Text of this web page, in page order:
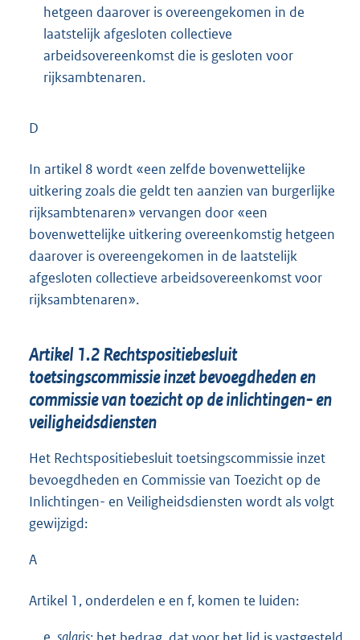
hetgeen daarover is overeengekomen in de
laatstelijk afgesloten collectieve
arbeidsovereenkomst die is gesloten voor
rijksambtenaren.
D
In artikel 8 wordt «een zelfde bovenwettelijke
uitkering zoals die geldt ten aanzien van burgerlijke
rijksambtenaren» vervangen door «een
bovenwettelijke uitkering overeenkomstig hetgeen
daarover is overeengekomen in de laatstelijk
afgesloten collectieve arbeidsovereenkomst voor
rijksambtenaren».
Artikel 1.2 Rechtspositiebesluit
toetsingscommissie inzet bevoegdheden en
commissie van toezicht op de inlichtingen- en
veiligheidsdiensten
Het Rechtspositiebesluit toetsingscommissie inzet
bevoegdheden en Commissie van Toezicht op de
Inlichtingen- en Veiligheidsdiensten wordt als volgt
gewijzigd:
A
Artikel 1, onderdelen e en f, komen te luiden: